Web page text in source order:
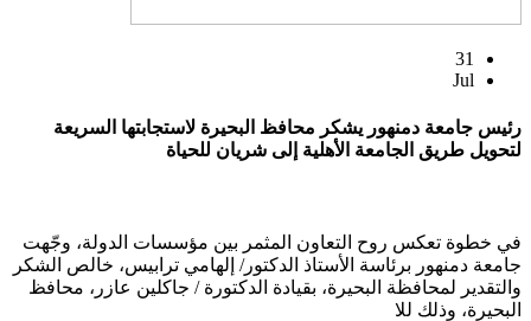
31
Jul
رئيس جامعة دمنهور يشكر محافظ البحيرة لاستجابتها السريعة
لتحويل طريق الجامعة الأهلية إلى شريان للحياة
في خطوة تعكس روح التعاون المثمر بين مؤسسات الدولة، وجّهت
جامعة دمنهور برئاسة الأستاذ الدكتور/ إلهامي ترابيس، خالص الشكر
والتقدير لمحافظة البحيرة، بقيادة الدكتورة / جاكلين عازر، محافظ
البحيرة، وذلك للا